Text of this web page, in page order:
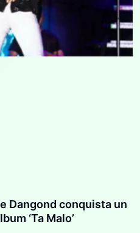
Dangond conquista un
‘Ta Malo’